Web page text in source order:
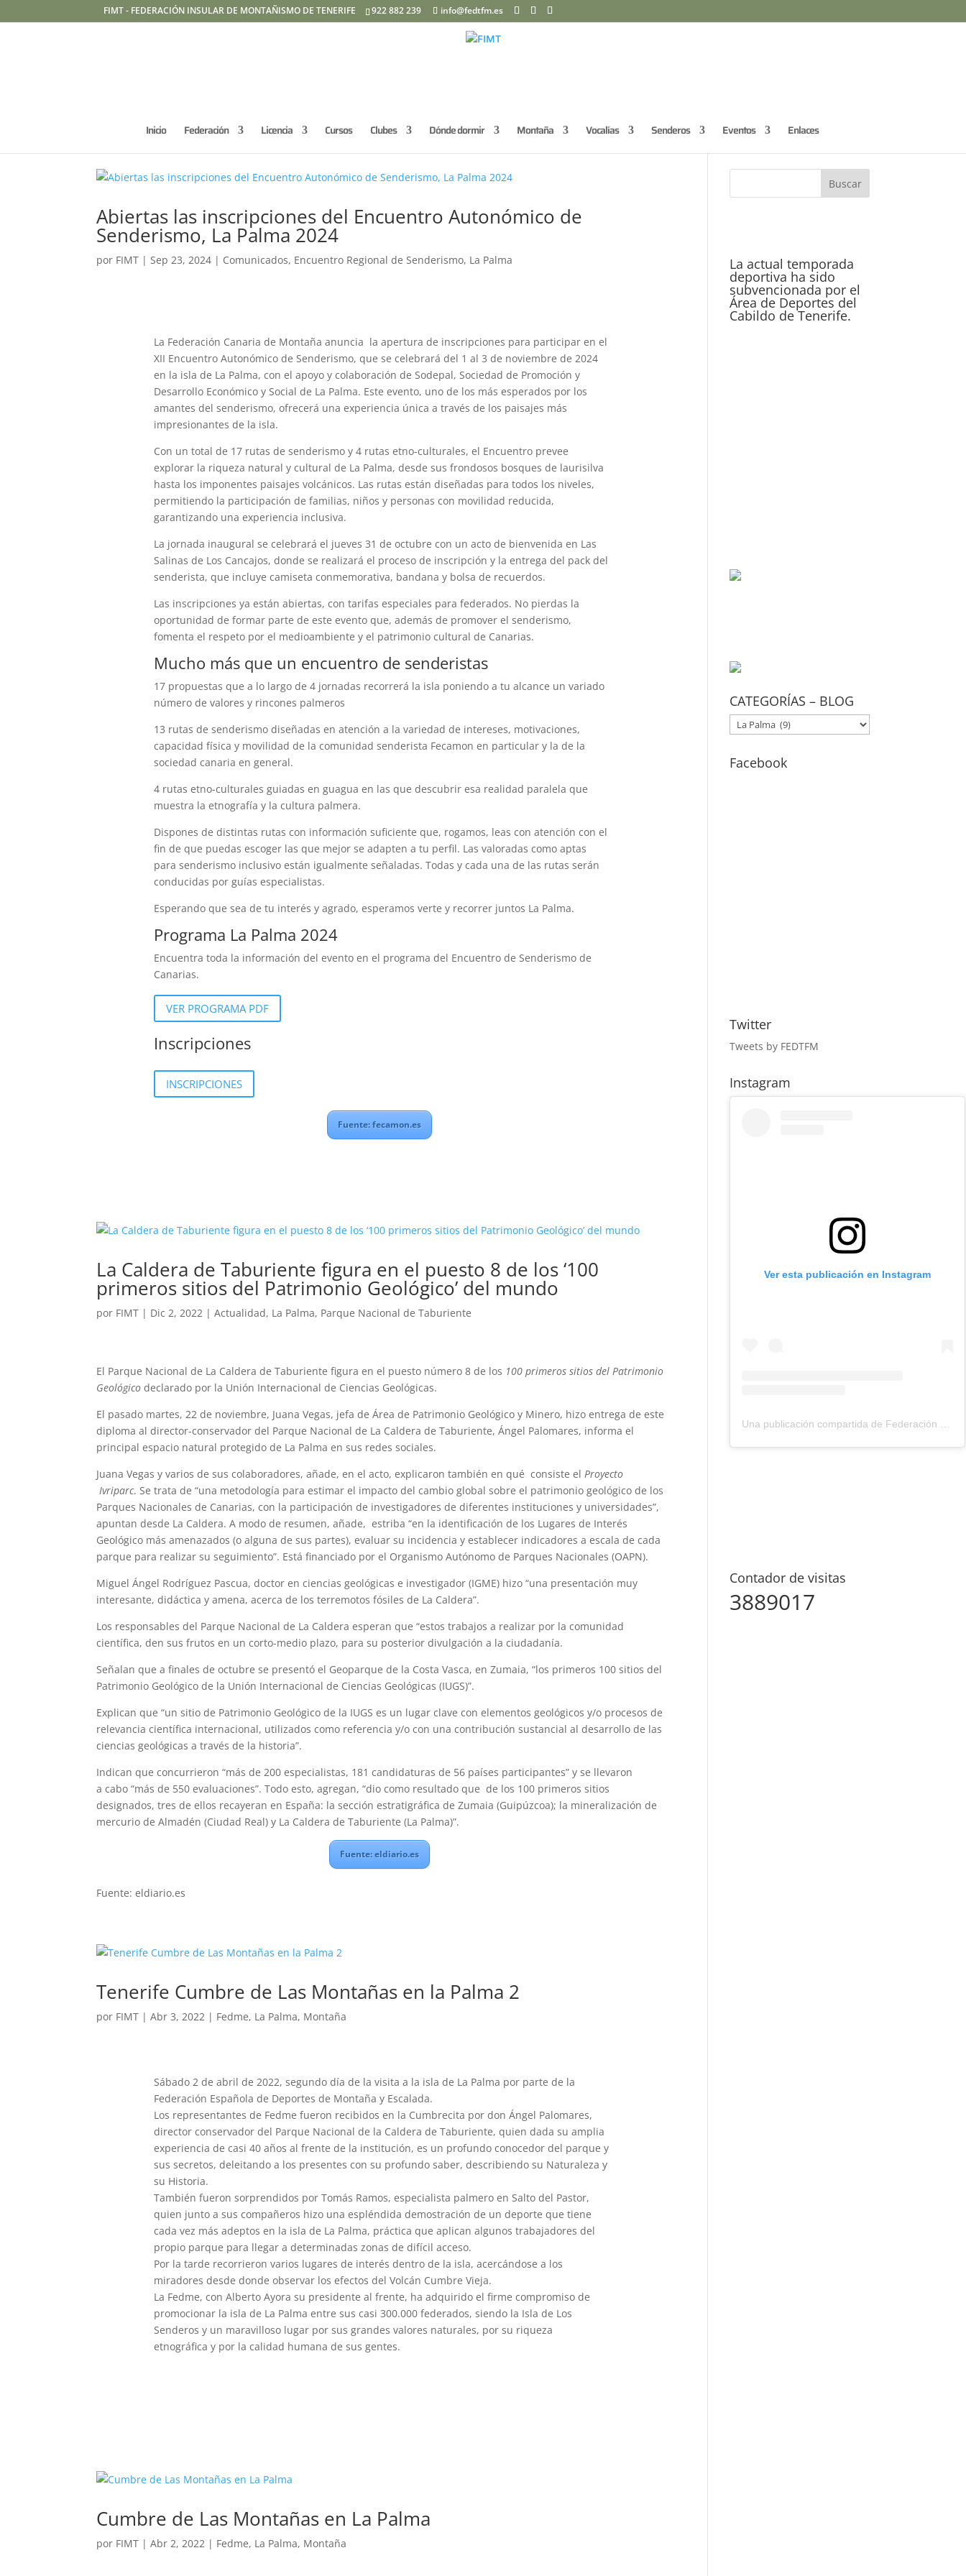
FIMT - FEDERACIÓN INSULAR DE MONTAÑISMO DE TENERIFE 922 882 239 info@fedtfm.es
Inicio Federación Licencia Cursos Clubes Dónde dormir Montaña Vocalías Senderos Eventos Enlaces
Abiertas las inscripciones del Encuentro Autonómico de
Senderismo, La Palma 2024
por FIMT |Sep 23, 2024 | Comunicados, Encuentro Regional de Senderismo, La Palma
La Federación Canaria de Montaña anuncia la apertura de inscripciones para participar en el
XII Encuentro Autonómico de Senderismo, que se celebrará del 1 al 3 de noviembre de 2024
en la isla de La Palma, con el apoyo y colaboración de Sodepal, Sociedad de Promoción y
Desarrollo Económico y Social de La Palma. Este evento, uno de los más esperados por los
amantes del senderismo, ofrecerá una experiencia única a través de los paisajes más
impresionantes de la isla.
Con un total de 17 rutas de senderismo y 4 rutas etno-culturales, el Encuentro prevee
explorar la riqueza natural y cultural de La Palma, desde sus frondosos bosques de laurisilva
hasta los imponentes paisajes volcánicos. Las rutas están diseñadas para todos los niveles,
permitiendo la participación de familias, niños y personas con movilidad reducida,
garantizando una experiencia inclusiva.
La jornada inaugural se celebrará el jueves 31 de octubre con un acto de bienvenida en Las
Salinas de Los Cancajos, donde se realizará el proceso de inscripción y la entrega del pack del
senderista, que incluye camiseta conmemorativa, bandana y bolsa de recuerdos.
Las inscripciones ya están abiertas, con tarifas especiales para federados. No pierdas la
oportunidad de formar parte de este evento que, además de promover el senderismo,
fomenta el respeto por el medioambiente y el patrimonio cultural de Canarias.
Mucho más que un encuentro de senderistas
17 propuestas que a lo largo de 4 jornadas recorrerá la isla poniendo a tu alcance un variado
número de valores y rincones palmeros
13 rutas de senderismo diseñadas en atención a la variedad de intereses, motivaciones,
capacidad física y movilidad de la comunidad senderista Fecamon en particular y la de la
sociedad canaria en general.
4 rutas etno-culturales guiadas en guagua en las que descubrir esa realidad paralela que
muestra la etnografía y la cultura palmera.
Dispones de distintas rutas con información suficiente que, rogamos, leas con atención con el
fin de que puedas escoger las que mejor se adapten a tu perfil. Las valoradas como aptas
para senderismo inclusivo están igualmente señaladas. Todas y cada una de las rutas serán
conducidas por guías especialistas.
Esperando que sea de tu interés y agrado, esperamos verte y recorrer juntos La Palma.
Programa La Palma 2024
Encuentra toda la información del evento en el programa del Encuentro de Senderismo de
Canarias.
VER PROGRAMA PDF
Inscripciones
INSCRIPCIONES
Fuente: fecamon.es
La Caldera de Taburiente figura en el puesto 8 de los ‘100
primeros sitios del Patrimonio Geológico’ del mundo
por FIMT | Dic 2, 2022 |Actualidad, La Palma, Parque Nacional de Taburiente
El Parque Nacional de La Caldera de Taburiente figura en el puesto número 8 de los 100 primeros sitios del Patrimonio
Geológicodeclarado por la Unión Internacional de Ciencias Geológicas.
El pasado martes, 22 de noviembre, Juana Vegas, jefa de Área de Patrimonio Geológico y Minero, hizo entrega de este
diploma al director-conservador del Parque Nacional de La Caldera de Taburiente, Ángel Palomares, informa el
principal espacio natural protegido de La Palma en sus redes sociales.
Juana Vegas y varios de sus colaboradores, añade, en el acto, explicaron también en qué consiste elProyecto
Ivriparc. Se trata de “una metodología para estimar el impacto del cambio global sobre el patrimonio geológico de los
Parques Nacionales de Canarias, con la participación de investigadores de diferentes instituciones y universidades”,
apuntan desde La Caldera. A modo de resumen, añade, estriba “en la identificación de los Lugares de Interés
Geológico más amenazados (o alguna de sus partes), evaluar su incidencia y establecer indicadores a escala de cada
parque para realizar su seguimiento”. Está financiado por el Organismo Autónomo de Parques Nacionales (OAPN).
Miguel Ángel Rodríguez Pascua, doctor en ciencias geológicas e investigador (IGME) hizo “una presentación muy
interesante, didáctica y amena, acerca de los terremotos fósiles de La Caldera”.
Los responsables del Parque Nacional de La Caldera esperan que “estos trabajos a realizar por la comunidad
científica, den sus frutos en un corto-medio plazo, para su posterior divulgación a la ciudadanía.
Señalan que a finales de octubre se presentó el Geoparque de la Costa Vasca, en Zumaia, “los primeros 100 sitios del
Patrimonio Geológico de la Unión Internacional de Ciencias Geológicas (IUGS)”.
Explican que “un sitio de Patrimonio Geológico de la IUGS es un lugar clave con elementos geológicos y/o procesos de
relevancia científica internacional, utilizados como referencia y/o con una contribución sustancial al desarrollo de las
ciencias geológicas a través de la historia”.
Indican que concurrieron “más de 200 especialistas, 181 candidaturas de 56 países participantes” y se llevaron
a cabo “más de 550 evaluaciones”. Todo esto, agregan, “dio como resultado que de los 100 primeros sitios
designados, tres de ellos recayeran en España: la sección estratigráfica de Zumaia (Guipúzcoa); la mineralización de
mercurio de Almadén (Ciudad Real) y La Caldera de Taburiente (La Palma)”.
Fuente: eldiario.es
Fuente: eldiario.es
Tenerife Cumbre de Las Montañas en la Palma 2
por FIMT |Abr 3, 2022 | Fedme, La Palma, Montaña
Sábado 2 de abril de 2022, segundo día de la visita a la isla de La Palma por parte de la
Federación Española de Deportes de Montaña y Escalada.
Los representantes de Fedme fueron recibidos en la Cumbrecita por don Ángel Palomares,
director conservador del Parque Nacional de la Caldera de Taburiente, quien dada su amplia
experiencia de casi 40 años al frente de la institución, es un profundo conocedor del parque y
sus secretos, deleitando a los presentes con su profundo saber, describiendo su Naturaleza y
su Historia.
También fueron sorprendidos por Tomás Ramos, especialista palmero en Salto del Pastor,
quien junto a sus compañeros hizo una espléndida demostración de un deporte que tiene
cada vez más adeptos en la isla de La Palma, práctica que aplican algunos trabajadores del
propio parque para llegar a determinadas zonas de difícil acceso.
Por la tarde recorrieron varios lugares de interés dentro de la isla, acercándose a los
miradores desde donde observar los efectos del Volcán Cumbre Vieja.
La Fedme, con Alberto Ayora su presidente al frente, ha adquirido el firme compromiso de
promocionar la isla de La Palma entre sus casi 300.000 federados, siendo la Isla de Los
Senderos y un maravilloso lugar por sus grandes valores naturales, por su riqueza
etnográfica y por la calidad humana de sus gentes.
Cumbre de Las Montañas en La Palma
por FIMT |Abr 2, 2022 | Fedme, La Palma, Montaña
La actual temporada
deportiva ha sido
subvencionada por el
Área de Deportes del
Cabildo de Tenerife.
CATEGORÍAS – BLOG
CATEGORÍAS
–
BLOG
Facebook
Twitter
Tweets by FEDTFM
Instagram
Ver esta publicación en Instagram
Contador de visitas
3889017